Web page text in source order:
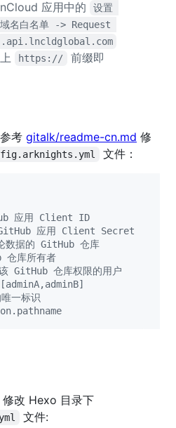
应用中的
设置
名白名单 -> Request
.api.lncldglobal.com
https://
前缀即
考 gitalk/readme-cn.md 修
文件：
应用 Client ID
应用 Client Secret
数据的 GitHub 仓库
库所有者
GitHub 仓库权限的用户
一标识
改 Hexo 目录下
文件: